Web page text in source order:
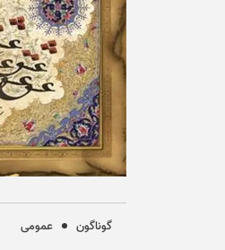
گوناگون عمومی